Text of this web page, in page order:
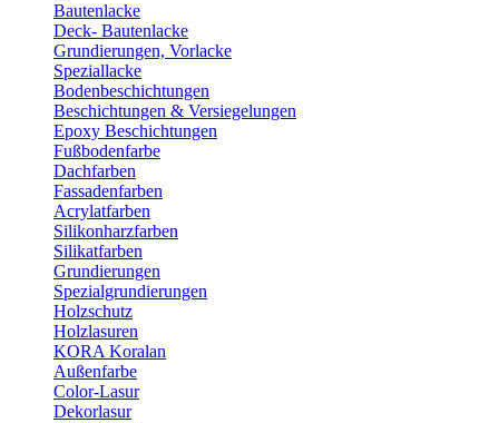
Bautenlacke
Deck- Bautenlacke
Grundierungen, Vorlacke
Speziallacke
Bodenbeschichtungen
Beschichtungen & Versiegelungen
Epoxy Beschichtungen
Fußbodenfarbe
Dachfarben
Fassadenfarben
Acrylatfarben
Silikonharzfarben
Silikatfarben
Grundierungen
Spezialgrundierungen
Holzschutz
Holzlasuren
KORA Koralan
Außenfarbe
Color-Lasur
Dekorlasur